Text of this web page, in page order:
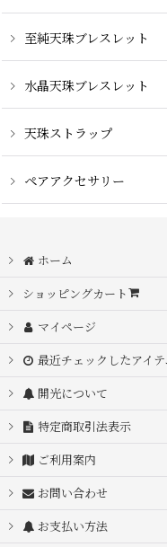
至純天珠ブレスレット
水晶天珠ブレスレット
天珠ストラップ
ペアアクセサリー
ホーム
ショッピングカート
マイページ
最近チェックしたアイテ
開光について
特定商取引法表示
ご利用案内
お問い合わせ
お支払い方法